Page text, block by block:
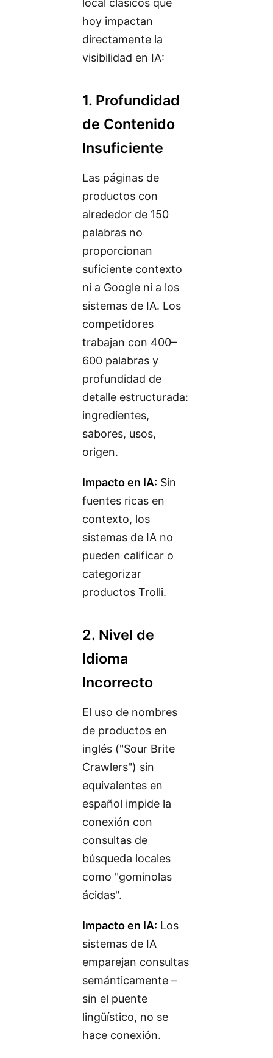
local clásicos que
hoy impactan
directamente la
visibilidad en IA:
1. Profundidad
de Contenido
Insuficiente
Las páginas de
productos con
alrededor de 150
palabras no
proporcionan
suficiente contexto
ni a Google ni a los
sistemas de IA. Los
competidores
trabajan con 400–
600 palabras y
profundidad de
detalle estructurada:
ingredientes,
sabores, usos,
origen.
Impacto en IA: Sin
fuentes ricas en
contexto, los
sistemas de IA no
pueden calificar o
categorizar
productos Trolli.
2. Nivel de
Idioma
Incorrecto
El uso de nombres
de productos en
inglés ("Sour Brite
Crawlers") sin
equivalentes en
español impide la
conexión con
consultas de
búsqueda locales
como "gominolas
ácidas".
Impacto en IA: Los
sistemas de IA
emparejan consultas
semánticamente –
sin el puente
lingüístico, no se
hace conexión.